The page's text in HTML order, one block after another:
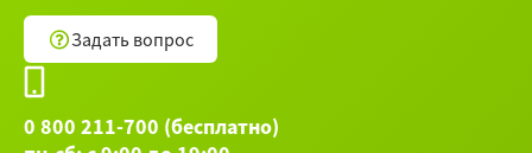
Задать вопрос
0 800 211-700 (бесплатно)